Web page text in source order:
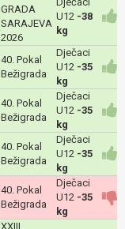
GRADA
SARAJEVA
2026
U12 -38
kg
40. Pokal
Bežigrada
Dječaci
U12 -35
kg
40. Pokal
Bežigrada
Dječaci
U12 -35
kg
40. Pokal
Bežigrada
Dječaci
U12 -35
kg
40. Pokal
Bežigrada
Dječaci
U12 -35
kg
XXIII